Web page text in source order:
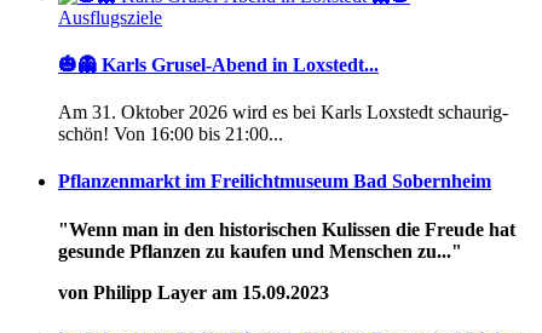
Ausflugsziele
🎃👻 Karls Grusel-Abend in Loxstedt...
Am 31. Oktober 2026 wird es bei Karls Loxstedt schaurig-
schön! Von 16:00 bis 21:00...
Pflanzenmarkt im Freilichtmuseum Bad Sobernheim
"Wenn man in den historischen Kulissen die Freude hat
gesunde Pflanzen zu kaufen und Menschen zu..."
von Philipp Layer am 15.09.2023